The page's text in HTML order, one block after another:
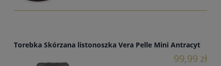
Torebka Skórzana listonoszka Vera Pelle Mini Antracyt
99,99 zł